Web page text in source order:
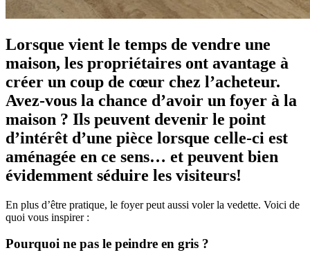
Lorsque vient le temps de vendre une
maison, les propriétaires ont avantage à
créer un coup de cœur chez l’acheteur.
Avez-vous la chance d’avoir un foyer à la
maison ? Ils peuvent devenir le point
d’intérêt d’une pièce lorsque celle-ci est
aménagée en ce sens… et peuvent bien
évidemment séduire les visiteurs!
En plus d’être pratique, le foyer peut aussi voler la vedette. Voici de
quoi vous inspirer :
Pourquoi ne pas le peindre en gris ?